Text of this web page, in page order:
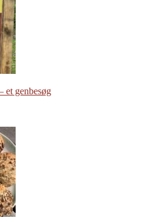
et genbesøg